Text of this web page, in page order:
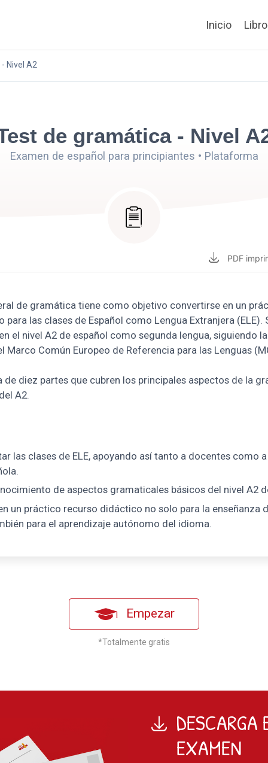
Inicio
Nivel A2
de gramática - Nivel
Examen de español para principiantes • Plataforma
PDF
de gramática tiene como objetivo convertirse en un
las clases de Español como Lengua Extranjera (ELE).
el nivel A2 de español como segunda lengua, siguiendo
Marco Común Europeo de Referencia para las Lenguas
de diez partes que cubren los principales aspectos de la
A2.
las clases de ELE, apoyando así tanto a docentes como
de aspectos gramaticales básicos del nivel A2
un práctico recurso didáctico no solo para la enseñanza
para el aprendizaje autónomo del idioma.
Empezar
*Totalmente gratis
DESCARGA
EXAMEN